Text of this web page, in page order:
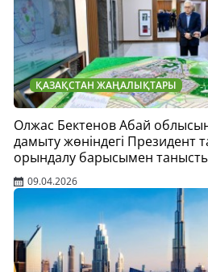
ҚАЗАҚСТАН ЖАҢАЛЫҚТАРЫ
Олжас Бектенов Абай
дамыту жөніндегі Президент
орындалу барысымен
09.04.2026